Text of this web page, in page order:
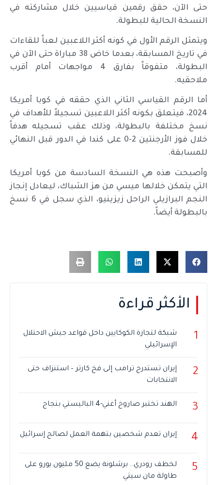
حتى الآن، حقق رقمين قياسيين خلال مشاركته في
النسخة الحالية للبطولة.
ويتمثل الرقم الأول في كونه أكثر اللاعبين لعباً للقاءات
في تاريخ المسابقة، بعدما خاض 38 مباراة حتى الآن في
البطولة، متفوقاً بفارق 4 مواجهات أمام أقرب
ملاحقيه.
أما الرقم القياسي الثاني الذي حققه في كوبا أمريكا
2024، فيتعلق بكونه أكثر اللاعبين تسجيلاً للأهداف في
نسخ مختلفة بالبطولة، وذلك عقب تسجيله هدفاً
خلال فوز الأرجنتين 2-0 على كندا في الدور قبل النهائي
للمسابقة.
وأصبحت هذه هي النسخة السادسة من كوبا أمريكا
التي يتمكن خلالها ميسي من هز الشباك، ليعادل إنجاز
النجم البرازيلي الراحل زيزينيو، الذي سجل في 6 نسخ
بالبطولة أيضاً.
الأكثر قراءة
1
شبكة لتجارة الكوكايين داخل قواعد جيش الاحتلال
الإسرائيلي
2
إيران تستدرج ترامب إلى فخ كارتر – استنزاف حتى
الانتخابات
3 الهند تختبر صاروخ أغني-4 الباليستي بنجاح
4 إيران تعدم شخصين بتهمة العمل لصالح إسرائيل
5
لخطف رودري.. برشلونة يضع 50 مليون يورو على
طاولة مان سيتي